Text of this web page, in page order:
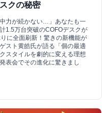
クの秘密
力が続かない…」あなたも一
1.5万台突破のCOFOデスクが
に全面刷新！驚きの新機能が
スト黄皓氏が語る「個の最適
スタイルを劇的に変える理想
表会でその進化に驚きまし